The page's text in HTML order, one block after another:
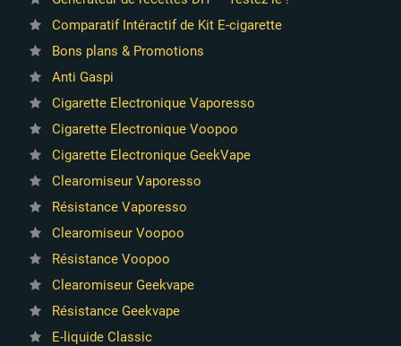
Comparatif Intéractif de Kit E-cigarette
Bons plans & Promotions
Anti Gaspi
Cigarette Electronique Vaporesso
Cigarette Electronique Voopoo
Cigarette Electronique GeekVape
Clearomiseur Vaporesso
Résistance Vaporesso
Clearomiseur Voopoo
Résistance Voopoo
Clearomiseur Geekvape
Résistance Geekvape
E-liquide Classic